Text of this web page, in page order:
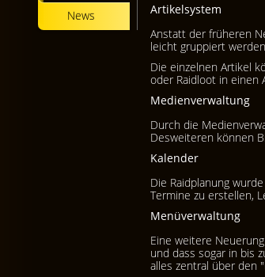
News
Artikelsystem
Anstatt der früheren
leicht gruppiert
Die einzelnen Artikel
oder Raidloot in einen
Medienverwaltung
Durch die
Desweiteren können
Kalender
Die Raidplanung
Termine zu erstellen,
Menüverwaltung
Eine weitere
und dass sogar in bis
alles zentral über den